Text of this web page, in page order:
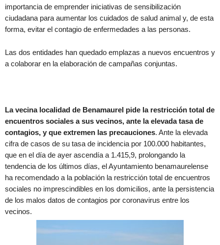
importancia de emprender iniciativas de sensibilización
ciudadana para aumentar los cuidados de salud animal y, de esta
forma, evitar el contagio de enfermedades a las personas.
Las dos entidades han quedado emplazas a nuevos encuentros y
a colaborar en la elaboración de campañas conjuntas.
La vecina localidad de Benamaurel pide la restricción total de
encuentros sociales a sus vecinos, ante la elevada tasa de
contagios, y que extremen las precauciones. Ante la elevada
cifra de casos de su tasa de incidencia por 100.000 habitantes,
que en el día de ayer ascendía a 1.415,9, prolongando la
tendencia de los últimos días, el Ayuntamiento benamaurelense
ha recomendado a la población la restricción total de encuentros
sociales no imprescindibles en los domicilios, ante la persistencia
de los malos datos de contagios por coronavirus entre los
vecinos.